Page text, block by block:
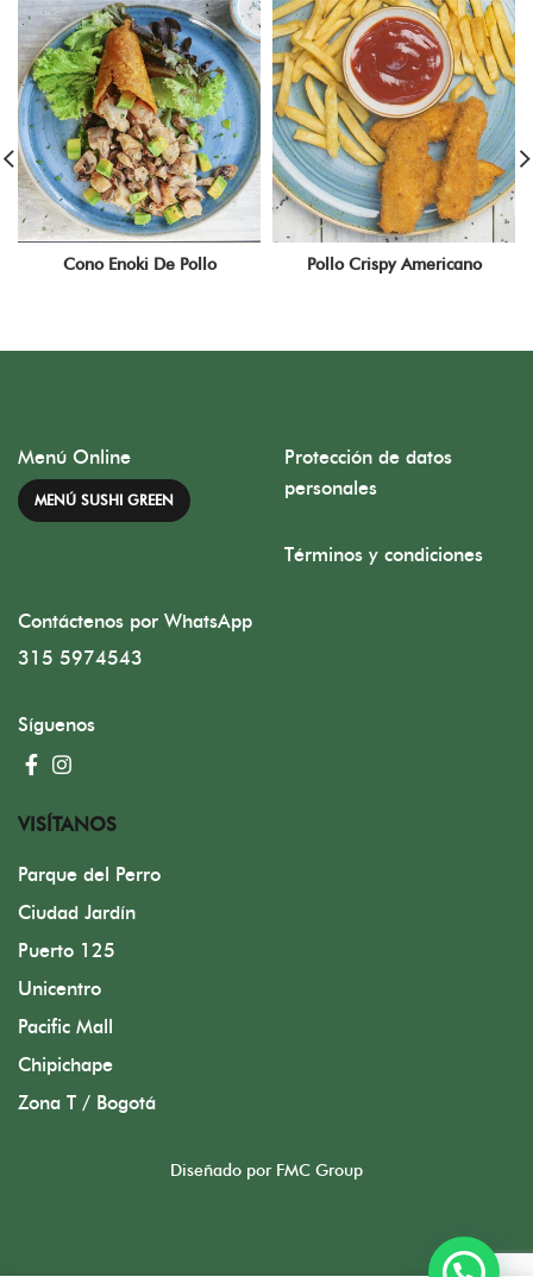
Cono Enoki De Pollo Pollo Crispy Americano
Menú Online
MENÚ SUSHI GREEN
Protección de datos
personales
Términos y condiciones
Contáctenos por WhatsApp
315 5974543
Síguenos
VISÍTANOS
Parque del Perro
Ciudad Jardín
Puerto 125
Unicentro
Pacific Mall
Chipichape
Zona T / Bogotá
Diseñado por FMC Group